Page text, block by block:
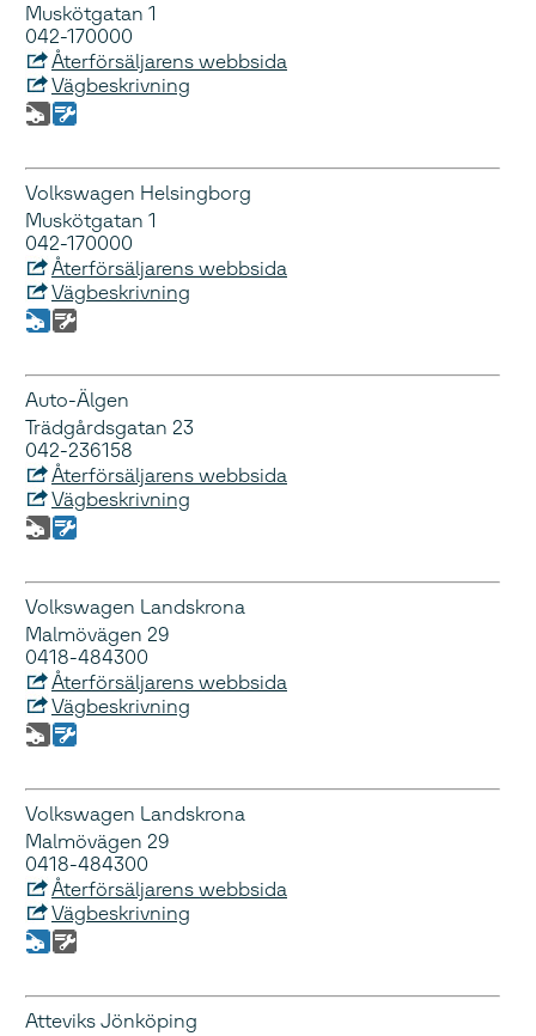
Muskötgatan 1
042-170000
Återförsäljarens webbsida
Vägbeskrivning
Volkswagen Helsingborg
Muskötgatan 1
042-170000
Återförsäljarens webbsida
Vägbeskrivning
Auto-Älgen
Trädgårdsgatan 23
042-236158
Återförsäljarens webbsida
Vägbeskrivning
Volkswagen Landskrona
Malmövägen 29
0418-484300
Återförsäljarens webbsida
Vägbeskrivning
Volkswagen Landskrona
Malmövägen 29
0418-484300
Återförsäljarens webbsida
Vägbeskrivning
Atteviks Jönköping